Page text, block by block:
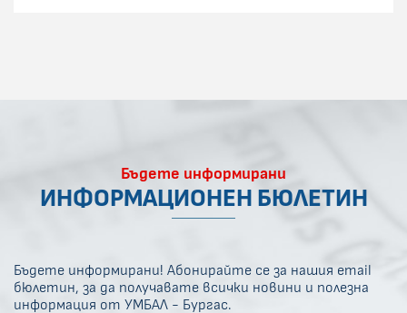
Бъдете информирани
ИНФОРМАЦИОНЕН БЮЛЕТИН
Бъдете информирани! Абонирайте се за нашия email
бюлетин, за да получавате всички новини и полезна
информация от УМБАЛ - Бургас.